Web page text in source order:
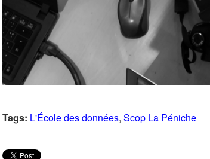
Tags: L'École des données, Scop La Péniche